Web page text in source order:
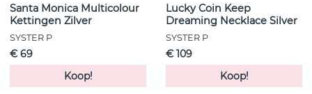
Santa Monica Multicolour
Kettingen Zilver
SYSTER P
€ 69
Koop!
Lucky Coin Keep
Dreaming Necklace Silver
SYSTER P
€ 109
Koop!